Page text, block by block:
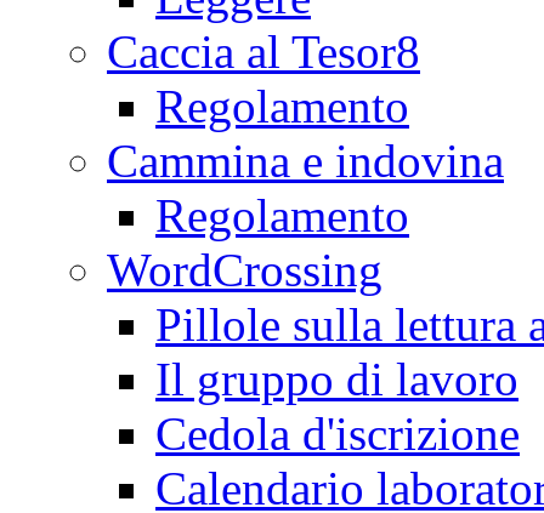
Caccia al Tesor8
Regolamento
Cammina e indovina
Regolamento
WordCrossing
Pillole sulla lettura
Il gruppo di lavoro
Cedola d'iscrizione
Calendario